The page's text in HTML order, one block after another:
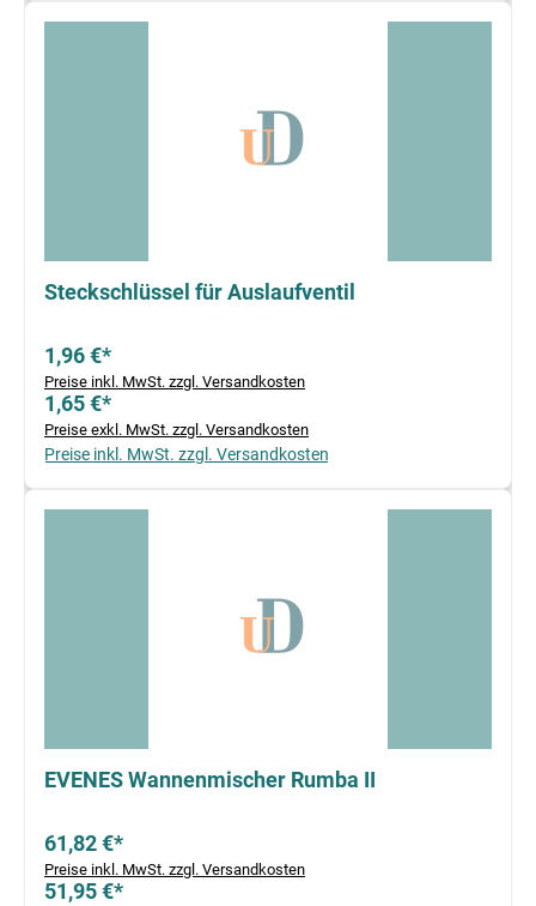
Steckschlüssel für Auslaufventil
1,96 €*
Preise inkl. MwSt. zzgl. Versandkosten
1,65 €*
Preise exkl. MwSt. zzgl. Versandkosten
Preise inkl. MwSt. zzgl. Versandkosten
EVENES Wannenmischer Rumba II
61,82 €*
Preise inkl. MwSt. zzgl. Versandkosten
51,95 €*